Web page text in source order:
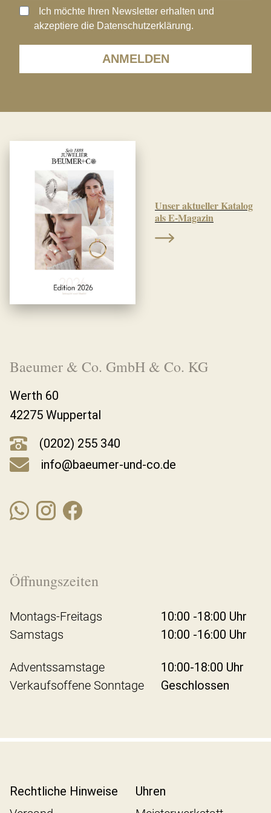
ANMELDEN
Ich möchte Ihren Newsletter erhalten und
akzeptiere die Datenschutzerklärung.
Unser aktueller Katalog
als E-Magazin
Baeumer & Co. GmbH & Co. KG
Werth 60
42275 Wuppertal
(0202) 255 340
info@baeumer-und-co.de
Öffnungszeiten
Montags-Freitags
10:00 -18:00 Uhr
Samstags
10:00 -16:00 Uhr
Adventssamstage
10:00-18:00 Uhr
Verkaufsoffene Sonntage
Geschlossen
Rechtliche Hinweise
Uhren